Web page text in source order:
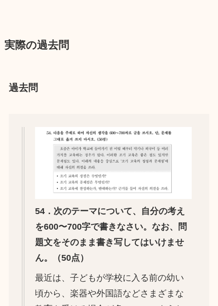
実際の過去問
過去問
54．次のテーマについて、自分の考え
を600〜700字で書きなさい。なお、問
題文をそのまま書き写してはいけませ
ん。（50点）
最近は、子どもが学校に入る前の幼い
頃から、楽器や外国語などさまざまな